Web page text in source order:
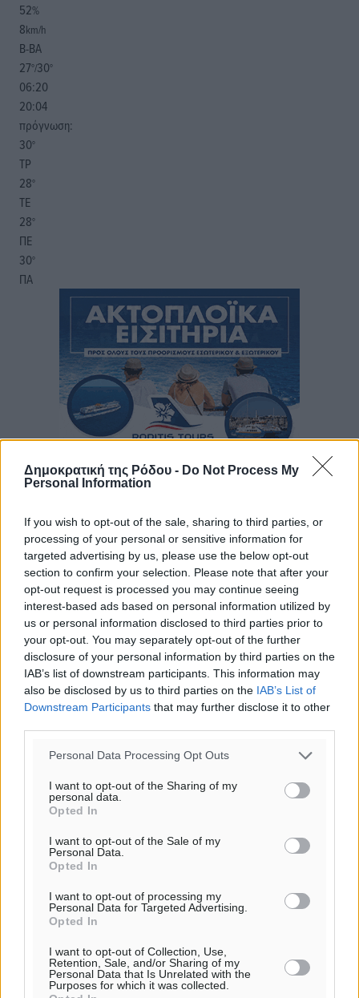
Δημοκρατική της Ρόδου - Do Not Process My
Personal Information
If you wish to opt-out of the sale, sharing to third parties, or
processing of your personal or sensitive information for
targeted advertising by us, please use the below opt-out
section to confirm your selection. Please note that after your
opt-out request is processed you may continue seeing
interest-based ads based on personal information utilized by
us or personal information disclosed to third parties prior to
your opt-out. You may separately opt-out of the further
disclosure of your personal information by third parties on the
IAB’s list of downstream participants. This information may
also be disclosed by us to third parties on the IAB’s List of
Downstream Participants that may further disclose it to other
Personal Data Processing Opt Outs
I want to opt-out of the Sharing of my
personal data.
Opted In
I want to opt-out of the Sale of my
Personal Data.
Opted In
I want to opt-out of processing my
Personal Data for Targeted Advertising.
Opted In
I want to opt-out of Collection, Use,
Retention, Sale, and/or Sharing of my
Personal Data that Is Unrelated with the
Purposes for which it was collected.
52%
8km/h
Β-ΒΑ
27°/30°
06:20
20:04
πρόγνωση:
30°
ΤΡ
28°
ΤΕ
28°
ΠΕ
30°
ΠΑ
Ροή ειδήσεων
Έφυγε από τη ζωή ο επί σειρά ετών εφημέριος στον
ιερό Ναό του Αγίου Νικολάου Παστίδας Μιχαήλ
Καψάλης